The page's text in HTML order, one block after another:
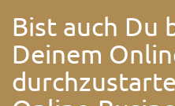
Bist auch Du
Deinem